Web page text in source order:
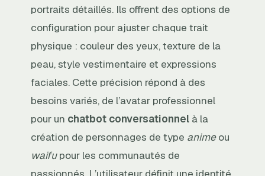
portraits détaillés. Ils offrent des options de
configuration pour ajuster chaque trait
physique : couleur des yeux, texture de la
peau, style vestimentaire et expressions
faciales. Cette précision répond à des
besoins variés, de l’avatar professionnel
pour un chatbot conversationnel à la
création de personnages de type animeou
waifupour les communautés de